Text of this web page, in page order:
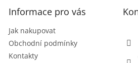
Informace pro vás
Jak nakupovat
Obchodní podmínky
Kontakty